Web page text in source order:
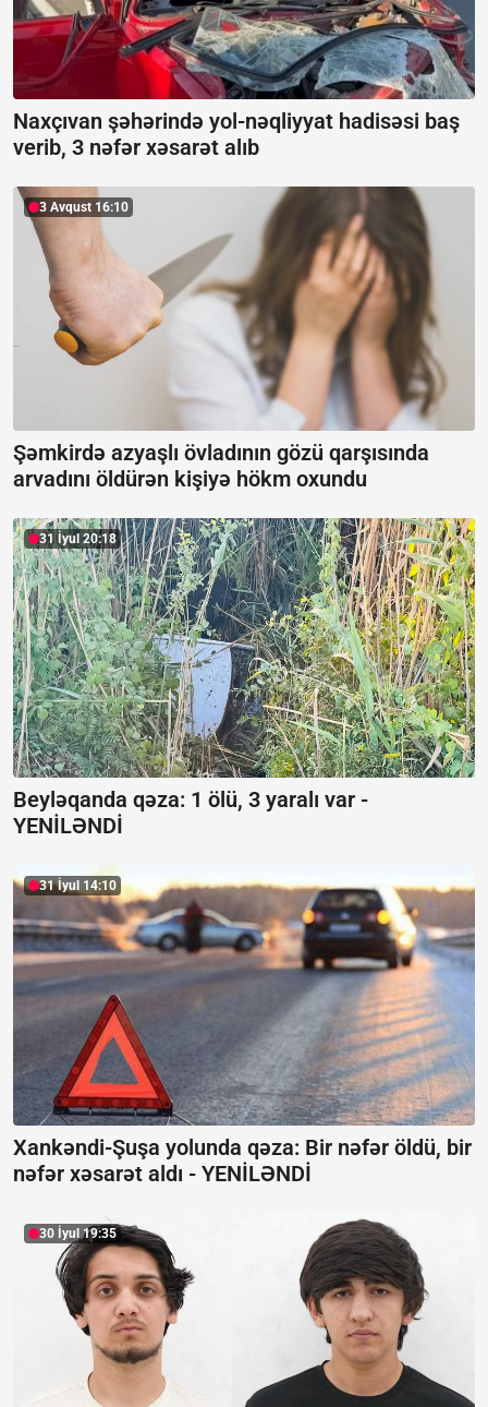
Naxçıvan şəhərində yol-nəqliyyat hadisəsi baş
verib, 3 nəfər xəsarət alıb
3 Avqust 16:10
Şəmkirdə azyaşlı övladının gözü qarşısında
arvadını öldürən kişiyə hökm oxundu
31 İyul 20:18
Beyləqanda qəza: 1 ölü, 3 yaralı var -
YENİLƏNDİ
31 İyul 14:10
Xankəndi-Şuşa yolunda qəza: Bir nəfər öldü, bir
nəfər xəsarət aldı - YENİLƏNDİ
30 İyul 19:35